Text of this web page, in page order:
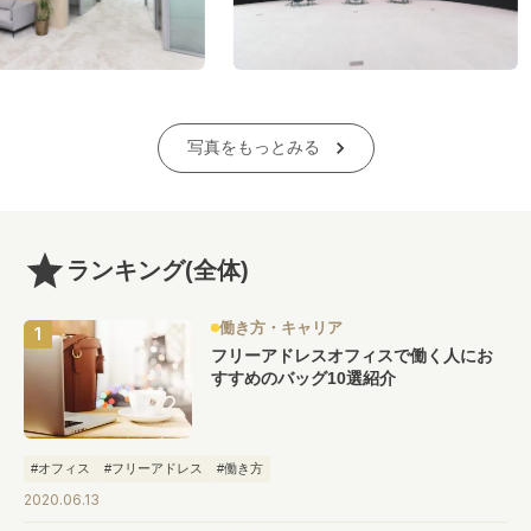
写真をもっとみる
ランキング(全体)
働き方・キャリア
フリーアドレスオフィスで働く人にお
すすめのバッグ10選紹介
#オフィス #フリーアドレス #働き方
2020.06.13